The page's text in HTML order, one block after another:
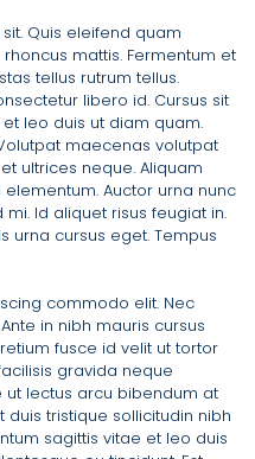
Quis eleifend quam
mattis. Fermentum et
tellus rutrum tellus.
libero id. Cursus sit
leo duis ut diam quam.
maecenas volutpat
ultrices neque. Aliquam
Auctor urna nunc
Id aliquet risus feugiat in.
urna cursus eget. Tempus
commodo elit. Nec
in nibh mauris cursus
fusce id velit ut tortor
gravida neque
ut lectus arcu bibendum at
tristique sollicitudin nibh
sagittis vitae et leo duis